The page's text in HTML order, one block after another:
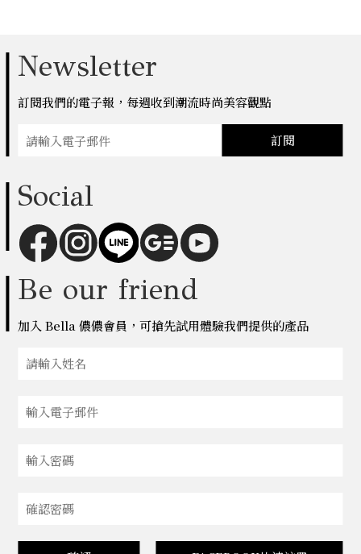
Newsletter
訂閱我們的電子報，每週收到潮流時尚美容觀點
訂閱
Social
Be our friend
加入 Bella 儂儂會員，可搶先試用體驗我們提供的產品